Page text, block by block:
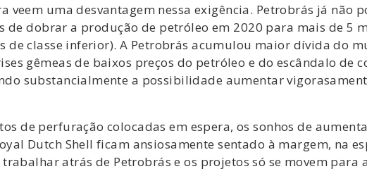
veem uma desvantagem nessa exigência. Petrobrás já não
de dobrar a produção de petróleo em 2020 para mais de 5
de classe inferior). A Petrobrás acumulou maior dívida do
gêmeas de baixos preços do petróleo e do escândalo de
substancialmente a possibilidade aumentar
de perfuração colocadas em espera, os sonhos de
Dutch Shell ficam ansiosamente sentado à margem, na
atrás de Petrobrás e os projetos só se movem para